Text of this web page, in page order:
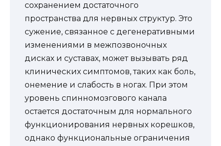
сохранением достаточного
пространства для нервных структур. Это
сужение, связанное с дегенеративными
изменениями в межпозвоночных
дисках и суставах, может вызывать ряд
клинических симптомов, таких как боль,
онемение и слабость в ногах. При этом
уровень спинномозгового канала
остается достаточным для нормального
функционирования нервных корешков,
однако функциональные ограничения